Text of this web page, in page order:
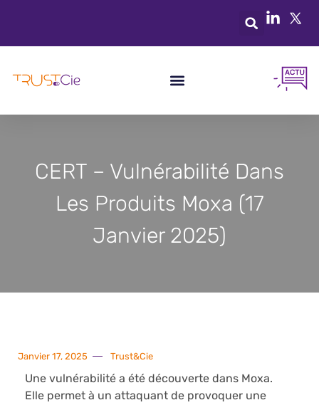
CERT – Vulnérabilité Dans
Les Produits Moxa (17
Janvier 2025)
Janvier 17, 2025 Trust&Cie
Une vulnérabilité a été découverte dans Moxa.
Elle permet à un attaquant de provoquer une